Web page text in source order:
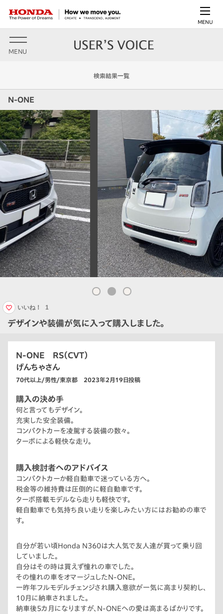
MENU
MENU
検索結果一覧
N-ONE
デザインや装備が気に入って購入しました。
いいね！ 1
N-ONE RS（CVT）
げんちゃさん
70代以上/男性/東京都 2023年2月19日投稿
購入の決め手
何と言ってもデザイン。
充実した安全装備。
コンパクトカーを凌駕する装備の数々。
ターボによる軽快な走り。
購入検討者へのアドバイス
コンパクトカーか軽自動車で迷っている方へ。
税金等の維持費は圧倒的に軽自動車です。
ターボ搭載モデルなら走りも軽快です。
軽自動車でも気持ち良い走りを楽しみたい方にはお勧めの車で
す。
自分が若い頃Honda N360は大人気で友人達が買って乗り回
していました。
自分はその時は買えず憧れの車でした。
その憧れの車をオマージュしたN-ONE。
一昨年フルモデルチェンジされ購入意欲が一気に高まり契約し、
10月に納車されました。
納車後5カ月になりますが、N-ONEへの愛は高まるばかりです。